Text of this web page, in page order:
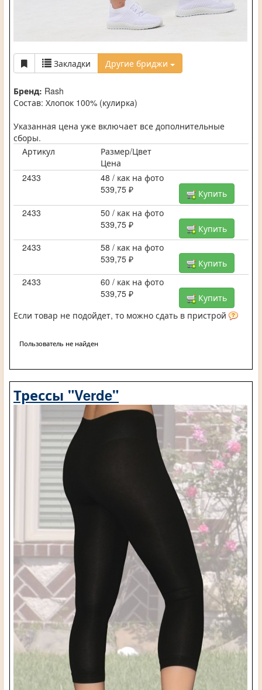
Закладки Другие бриджи
Бренд: Rash
Состав: Хлопок 100% (кулирка)
Указанная цена уже включает все дополнительные
сборы.
Артикул
Размер/Цвет
Цена
2433
48 / как на фото
539,75 ₽
Купить
2433
50 / как на фото
539,75 ₽
Купить
2433
58 / как на фото
539,75 ₽
Купить
2433
60 / как на фото
539,75 ₽
Купить
Если товар не подойдет, то можно сдать в пристрой
Пользователь не найден
Трессы "Verde"